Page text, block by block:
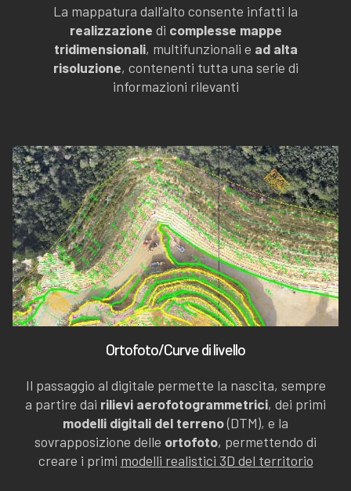
La mappatura dall’alto consente infatti la
realizzazione di complesse mappe
tridimensionali, multifunzionali e ad alta
risoluzione, contenenti tutta una serie di
informazioni rilevanti
Ortofoto/Curve di livello
Il passaggio al digitale permette la nascita, sempre
a partire dai rilievi aerofotogrammetrici, dei primi
modelli digitali del terreno(DTM), e la
sovrapposizione delle ortofoto, permettendo di
creare i primi modelli realistici 3D del territorio